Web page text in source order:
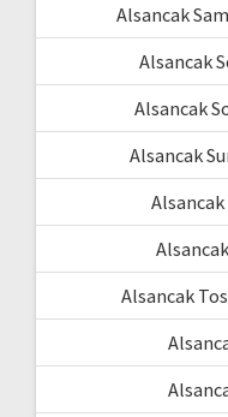
Alsancak
Alsancak
Alsancak
Alsancak
Alsancak